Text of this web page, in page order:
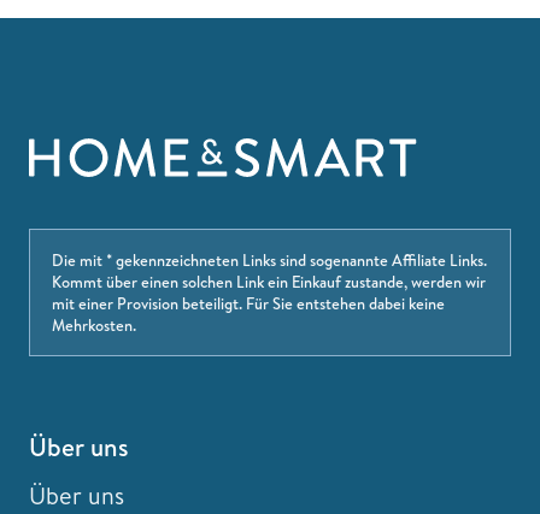
Die mit * gekennzeichneten Links sind sogenannte Affiliate Links.
Kommt über einen solchen Link ein Einkauf zustande, werden wir
mit einer Provision beteiligt. Für Sie entstehen dabei keine
Mehrkosten.
Über uns
Über uns